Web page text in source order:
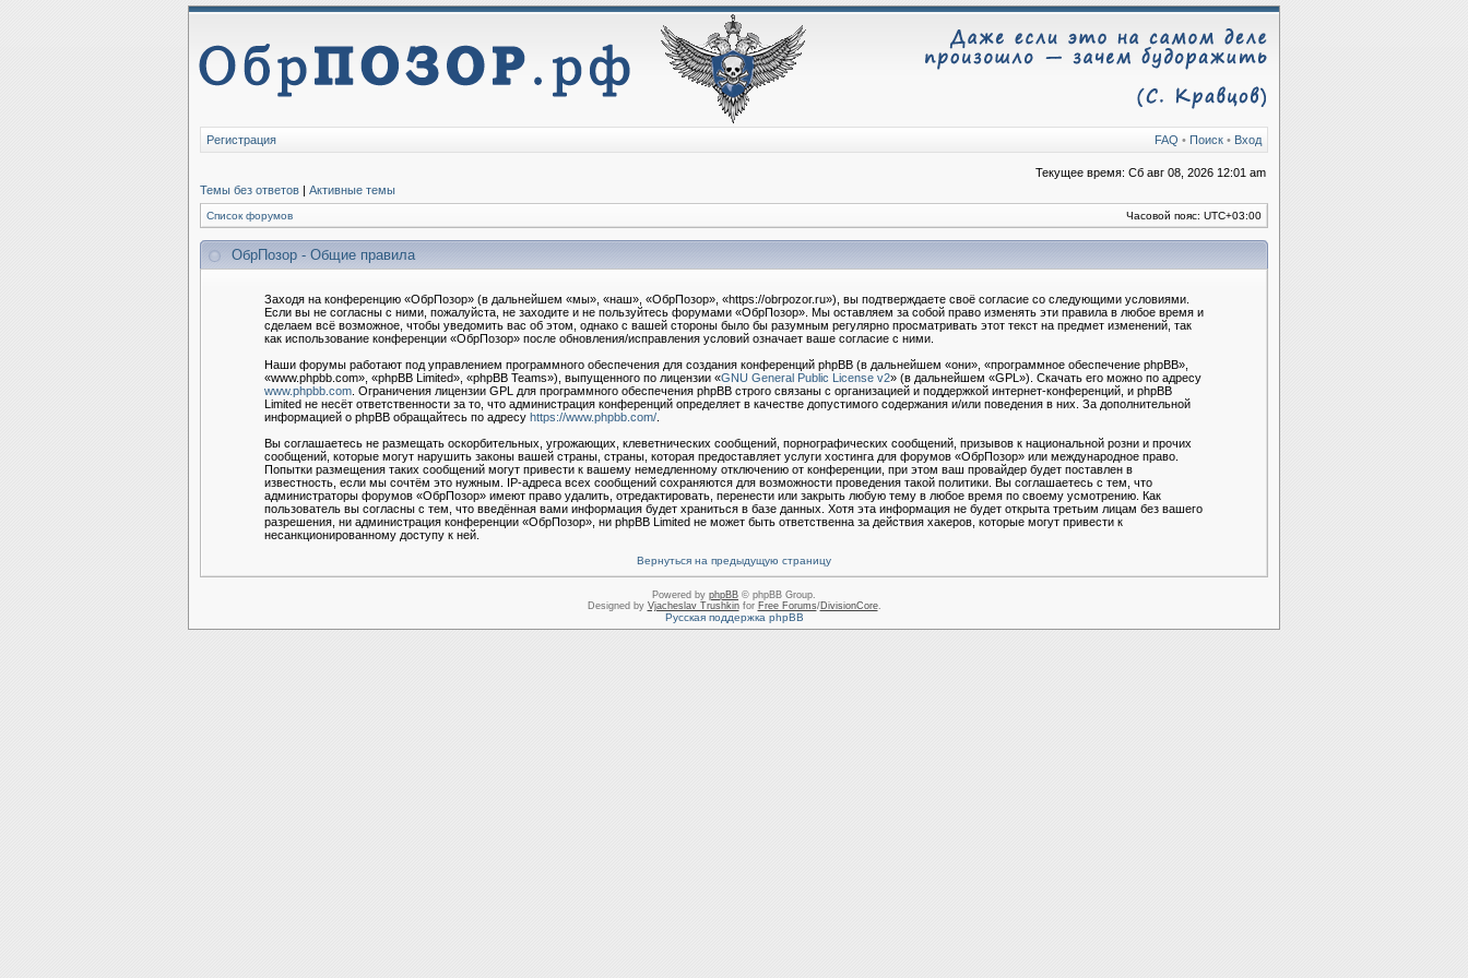
FAQ • Поиск • Вход
Регистрация
Текущее время: Сб авг 08, 2026 12:01 am
Темы без ответов | Активные темы
Список форумов Часовой пояс: UTC+03:00
ОбрПозор - Общие правила
Заходя на конференцию «ОбрПозор» (в дальнейшем «мы», «наш», «ОбрПозор», «https://obrpozor.ru»), вы подтверждаете своё согласие со следующими условиями.
Если вы не согласны с ними, пожалуйста, не заходите и не пользуйтесь форумами «ОбрПозор». Мы оставляем за собой право изменять эти правила в любое время и
сделаем всё возможное, чтобы уведомить вас об этом, однако с вашей стороны было бы разумным регулярно просматривать этот текст на предмет изменений, так
как использование конференции «ОбрПозор» после обновления/исправления условий означает ваше согласие с ними.
Наши форумы работают под управлением программного обеспечения для создания конференций phpBB (в дальнейшем «они», «программное обеспечение phpBB»,
«www.phpbb.com», «phpBB Limited», «phpBB Teams»), выпущенного по лицензии «GNU General Public License v2» (в дальнейшем «GPL»). Скачать его можно по адресу
www.phpbb.com. Ограничения лицензии GPL для программного обеспечения phpBB строго связаны с организацией и поддержкой интернет-конференций, и phpBB
Limited не несёт ответственности за то, что администрация конференций определяет в качестве допустимого содержания и/или поведения в них. За дополнительной
информацией о phpBB обращайтесь по адресу https://www.phpbb.com/.
Вы соглашаетесь не размещать оскорбительных, угрожающих, клеветнических сообщений, порнографических сообщений, призывов к национальной розни и прочих
сообщений, которые могут нарушить законы вашей страны, страны, которая предоставляет услуги хостинга для форумов «ОбрПозор» или международное право.
Попытки размещения таких сообщений могут привести к вашему немедленному отключению от конференции, при этом ваш провайдер будет поставлен в
известность, если мы сочтём это нужным. IP-адреса всех сообщений сохраняются для возможности проведения такой политики. Вы соглашаетесь с тем, что
администраторы форумов «ОбрПозор» имеют право удалить, отредактировать, перенести или закрыть любую тему в любое время по своему усмотрению. Как
пользователь вы согласны с тем, что введённая вами информация будет храниться в базе данных. Хотя эта информация не будет открыта третьим лицам без вашего
разрешения, ни администрация конференции «ОбрПозор», ни phpBB Limited не может быть ответственна за действия хакеров, которые могут привести к
несанкционированному доступу к ней.
Вернуться на предыдущую страницу
Powered by phpBB © phpBB Group.
Designed by Vjacheslav Trushkinfor Free Forums/DivisionCore.
Русская поддержка phpBB